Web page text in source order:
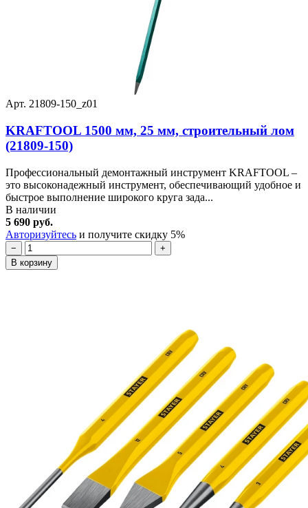
Арт. 21809-150_z01
KRAFTOOL 1500 мм, 25 мм, строительный лом
(21809-150)
Профессиональный демонтажный инструмент KRAFTOOL –
это высоконадежный инструмент, обеспечивающий удобное и
быстрое выполнение широкого круга зада...
В наличии
5 690 руб.
Авторизуйтесь и получите скидку 5%
−
+
В корзину